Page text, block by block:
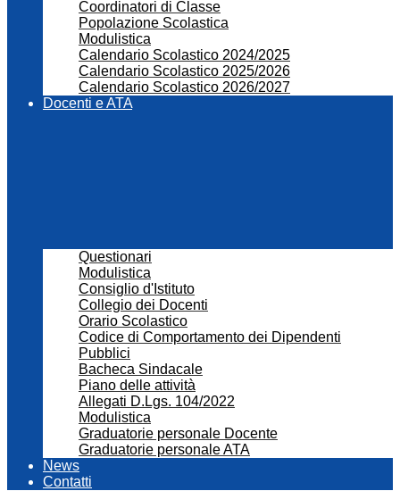
Coordinatori di Classe
Popolazione Scolastica
Modulistica
Calendario Scolastico 2024/2025
Calendario Scolastico 2025/2026
Calendario Scolastico 2026/2027
Docenti e ATA
Questionari
Modulistica
Consiglio d'Istituto
Collegio dei Docenti
Orario Scolastico
Codice di Comportamento dei Dipendenti
Pubblici
Bacheca Sindacale
Piano delle attività
Allegati D.Lgs. 104/2022
Modulistica
Graduatorie personale Docente
Graduatorie personale ATA
News
Contatti